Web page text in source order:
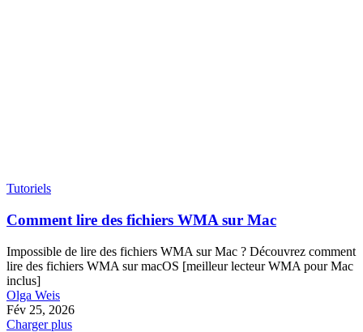
Tutoriels
Comment lire des fichiers WMA sur Mac
Impossible de lire des fichiers WMA sur Mac ? Découvrez comment
lire des fichiers WMA sur macOS [meilleur lecteur WMA pour Mac
inclus]
Olga Weis
Fév 25, 2026
Charger plus